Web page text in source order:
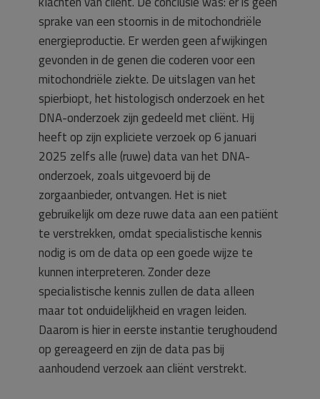
sprake van een stoornis in de mitochondriële
energieproductie. Er werden geen afwijkingen
gevonden in de genen die coderen voor een
mitochondriële ziekte. De uitslagen van het
spierbiopt, het histologisch onderzoek en het
DNA-onderzoek zijn gedeeld met cliënt. Hij
heeft op zijn expliciete verzoek op 6 januari
2025 zelfs alle (ruwe) data van het DNA-
onderzoek, zoals uitgevoerd bij de
zorgaanbieder, ontvangen. Het is niet
gebruikelijk om deze ruwe data aan een patiënt
te verstrekken, omdat specialistische kennis
nodig is om de data op een goede wijze te
kunnen interpreteren. Zonder deze
specialistische kennis zullen de data alleen
maar tot onduidelijkheid en vragen leiden.
Daarom is hier in eerste instantie terughoudend
op gereageerd en zijn de data pas bij
aanhoudend verzoek aan cliënt verstrekt.